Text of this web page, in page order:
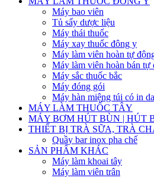
Máy bao viên
Tủ sấy dược liệu
Máy thái thuốc
Máy xay thuốc đông y
Máy làm viên hoàn tự
Máy làm viên hoàn bán tự
Máy sắc thuốc bắc
Máy đóng gói
Máy hàn miệng túi có in
MÁY LÀM THUỐC TÂY
MÁY BƠM HÚT BÙN | HÚT
THIẾT BỊ TRÀ SỮA, TRÀ
Quầy bar inox pha chế
SẢN PHẨM KHÁC
Máy làm khoai tây
Máy làm viên trân